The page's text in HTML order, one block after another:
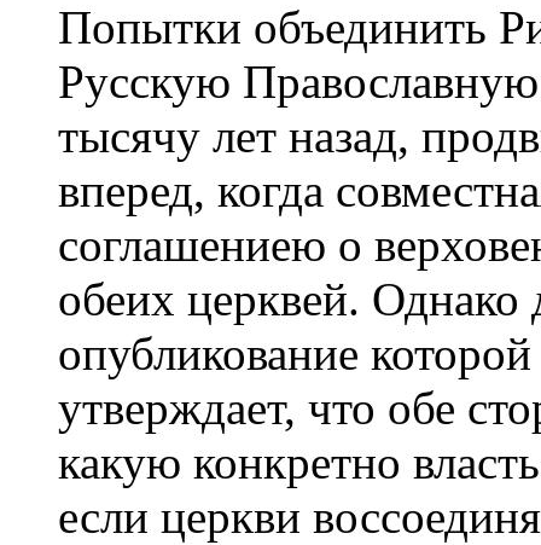
Попытки объединить
Русскую
тысячу лет назад,
вперед, когда
соглашениею о
обеих церквей. Однако
опубликование
утверждает, что обе
какую конкретно
если церкви